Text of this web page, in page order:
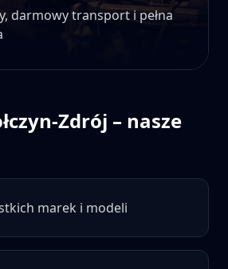
darmowy transport i pełna
Zdrój – nasze
marek i modeli